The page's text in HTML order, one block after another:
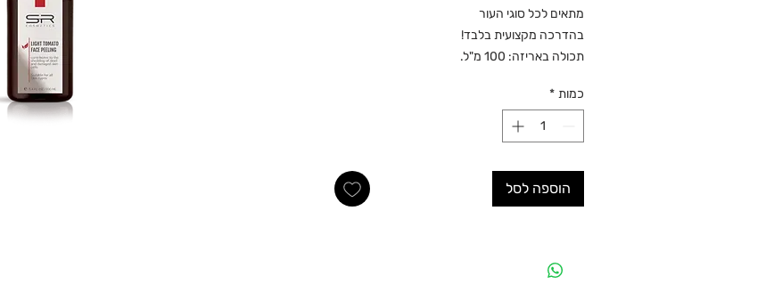
מתאים לכל סוגי העור
בהדרכה מקצועית בלבד!
תכולה באריזה: 100 מ"ל.
כמות *
הוספה לסל